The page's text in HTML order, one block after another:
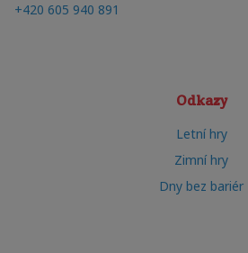
+420 605 940 891
Odkazy
Letní hry
Zimní hry
Dny bez bariér